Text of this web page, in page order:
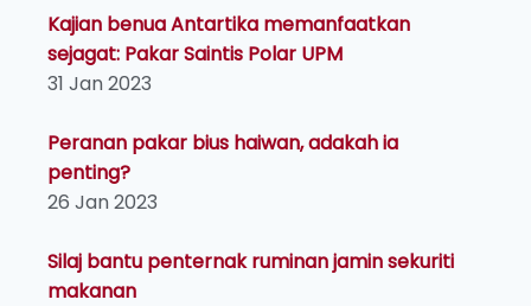
Kajian benua Antartika memanfaatkan
sejagat: Pakar Saintis Polar UPM
31 Jan 2023
Peranan pakar bius haiwan, adakah ia
penting?
26 Jan 2023
Silaj bantu penternak ruminan jamin sekuriti
makanan